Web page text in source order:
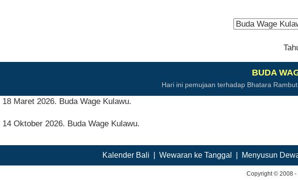
BUDA
Hari ini pemujaan terhadap Bhatara
18 Maret 2026. Buda Wage Kulawu.
14 Oktober 2026. Buda Wage Kulawu.
Kalender Bali Wewaran ke Tanggal Menyusun
Copyright © 2008 -